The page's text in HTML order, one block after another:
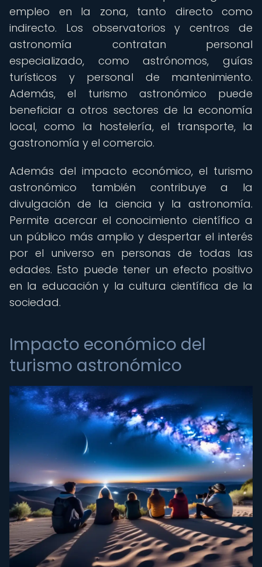
empleo en la zona, tanto directo como
indirecto. Los observatorios y centros de
astronomía contratan personal
especializado, como astrónomos, guías
turísticos y personal de mantenimiento.
Además, el turismo astronómico puede
beneficiar a otros sectores de la economía
local, como la hostelería, el transporte, la
gastronomía y el comercio.
Además del impacto económico, el turismo
astronómico también contribuye a la
divulgación de la ciencia y la astronomía.
Permite acercar el conocimiento científico a
un público más amplio y despertar el interés
por el universo en personas de todas las
edades. Esto puede tener un efecto positivo
en la educación y la cultura científica de la
sociedad.
Impacto económico del
turismo astronómico